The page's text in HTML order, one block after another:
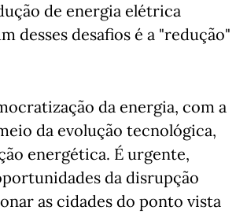
de energia elétrica
desses desafios é a "redução"
da energia, com a
da evolução tecnológica,
energética. É urgente,
da disrupção
as cidades do ponto vista